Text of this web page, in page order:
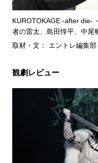
KUROTOKAGE -after die-
者の雷太、島田惇平、中尾
取材・文： エントレ編集部
観劇レビュー